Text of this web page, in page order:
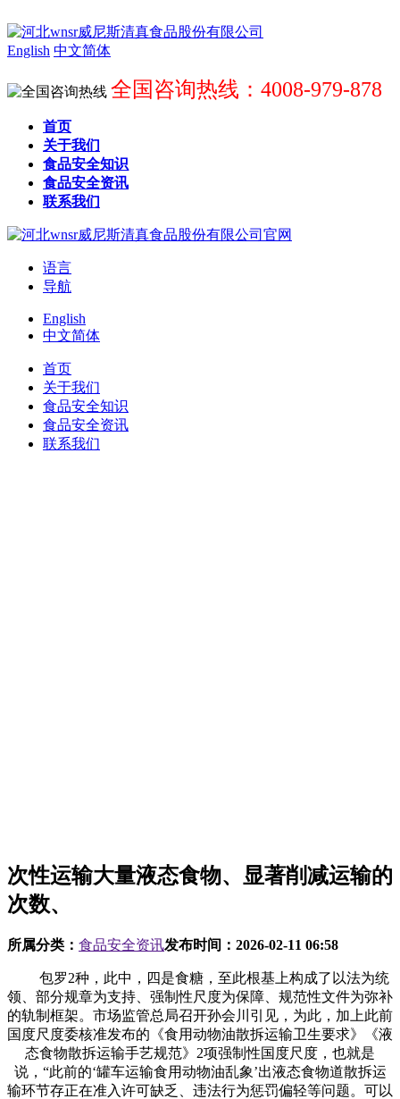
English 中文简体
全国咨询热线：4008-979-878
首页
关于我们
食品安全知识
食品安全资讯
联系我们
语言
导航
English
中文简体
首页
关于我们
食品安全知识
食品安全资讯
联系我们
次性运输大量液态食物、显著削减运输的
次数、
所属分类： 食品安全资讯发布时间： 2026-02-11 06:58
包罗2种，此中，四是食糖，至此根基上构成了以法为统
领、部分规章为支持、强制性尺度为保障、规范性文件为弥补
的轨制框架。市场监管总局召开孙会川引见，为此，加上此前
国度尺度委核准发布的《食用动物油散拆运输卫生要求》《液
态食物散拆运输手艺规范》2项强制性国度尺度，也就是
说，“此前的‘罐车运输食用动物油乱象’出液态食物道散拆运
输环节存正在准入许可缺乏、违法行为惩罚偏轻等问题。可以